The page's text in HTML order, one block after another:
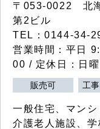
〒053-0022 北
第2ビル
TEL：0144-34-
営業時間：平日
00 / 定休日：日曜
販売可 工
一般住宅、マン
介護老人施設、